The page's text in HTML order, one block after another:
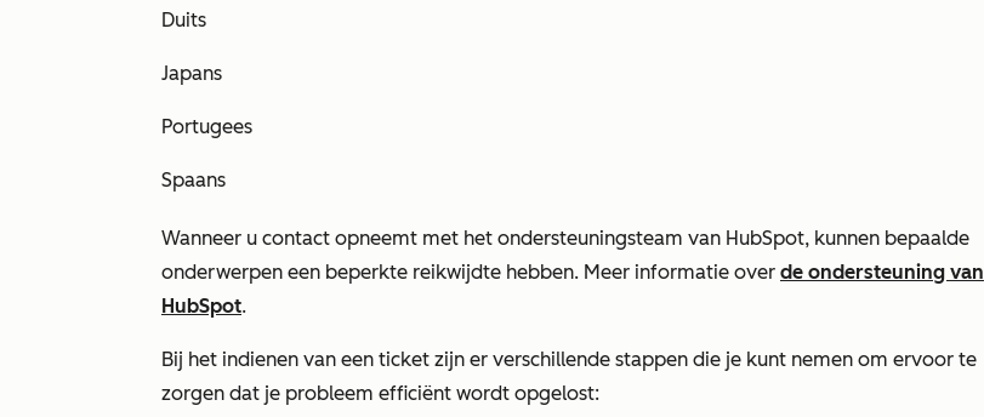
Duits
Japans
Portugees
Spaans
Wanneer u contact opneemt met het ondersteuningsteam van HubSpot, kunnen bepaalde
onderwerpen een beperkte reikwijdte hebben. Meer informatie over de ondersteuning van
HubSpot.
Bij het indienen van een ticket zijn er verschillende stappen die je kunt nemen om ervoor te
zorgen dat je probleem efficiënt wordt opgelost: